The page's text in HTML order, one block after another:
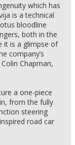
which has
is a technical
bloodline
both in the
it is a glimpse of
company’s
Chapman,
a one-piece
from the fully
steering
road car